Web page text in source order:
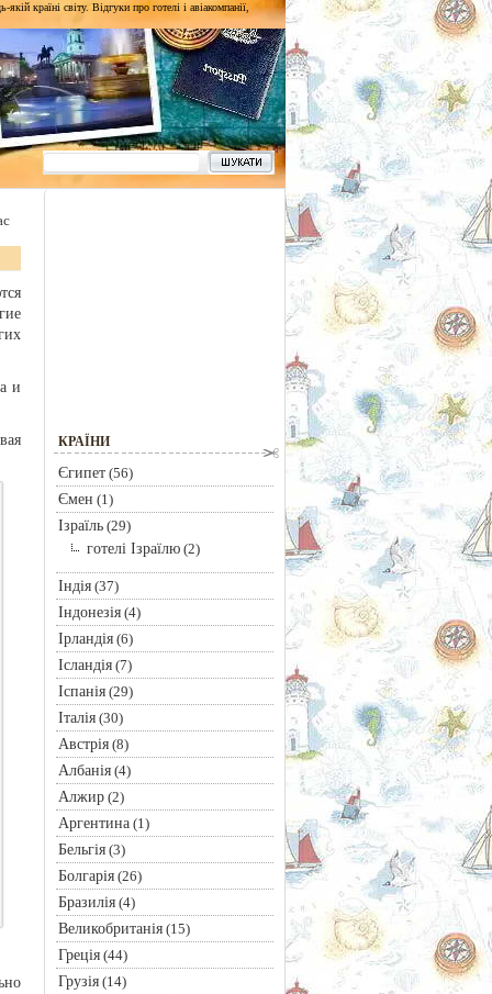
країні світу. Відгуки про готелі і авіакомпанії,
и
КРАЇНИ
Єгипет(56)
Ємен (1)
Ізраїль(29)
готелі Ізраїлю(2)
Індія(37)
Індонезія(4)
Ірландія(6)
Ісландія(7)
Іспанія(29)
Італія(30)
Австрія(8)
Албанія(4)
Алжир(2)
Аргентина(1)
Бельгія(3)
Болгарія(26)
Бразилія(4)
Великобританія(15)
Греція(44)
Грузія(14)